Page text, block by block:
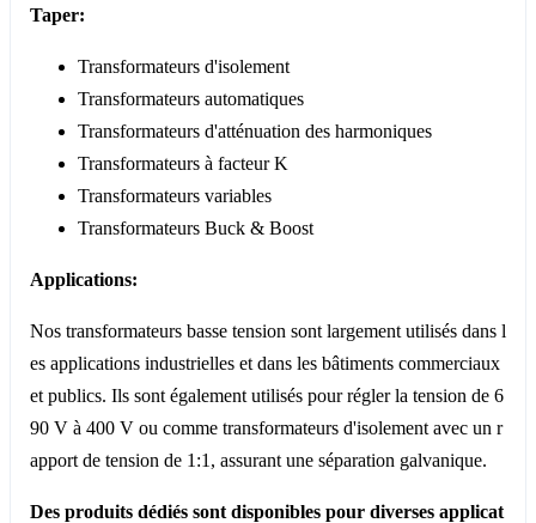
Taper:
Transformateurs d'isolement
Transformateurs automatiques
Transformateurs d'atténuation des harmoniques
Transformateurs à facteur K
Transformateurs variables
Transformateurs Buck & Boost
Applications:
Nos transformateurs basse tension sont largement utilisés dans l
es applications industrielles et dans les bâtiments commerciaux
et publics. Ils sont également utilisés pour régler la tension de 6
90 V à 400 V ou comme transformateurs d'isolement avec un r
apport de tension de 1:1, assurant une séparation galvanique.
Des produits dédiés sont disponibles pour diverses applicat